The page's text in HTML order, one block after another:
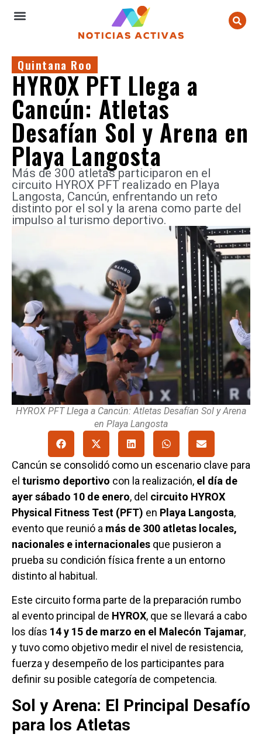
Quintana Roo
HYROX PFT Llega a
Cancún: Atletas
Desafían Sol y Arena en
Playa Langosta
Más de 300 atletas participaron en el
circuito HYROX PFT realizado en Playa
Langosta, Cancún, enfrentando un reto
distinto por el sol y la arena como parte del
impulso al turismo deportivo.
HYROX PFT Llega a Cancún: Atletas Desafían Sol y Arena
en Playa Langosta
Cancún se consolidó como un escenario clave para
el turismo deportivo con la realización, el día de
ayer sábado 10 de enero, del circuito HYROX
Physical Fitness Test (PFT) en Playa Langosta,
evento que reunió a más de 300 atletas locales,
nacionales e internacionales que pusieron a
prueba su condición física frente a un entorno
distinto al habitual.
Este circuito forma parte de la preparación rumbo
al evento principal de HYROX, que se llevará a cabo
los días 14 y 15 de marzo en el Malecón Tajamar,
y tuvo como objetivo medir el nivel de resistencia,
fuerza y desempeño de los participantes para
definir su posible categoría de competencia.
Sol y Arena: El Principal Desafío
para los Atletas